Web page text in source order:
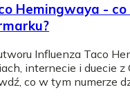
Hemingwaya -
Influenza Taco
internecie i duecie z
co w tym numerze